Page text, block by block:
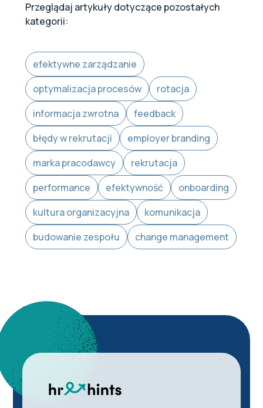
Przeglądaj artykuły dotyczące pozostałych
kategorii:
efektywne zarządzanie
optymalizacja procesów
rotacja
informacja zwrotna
feedback
błędy w rekrutacji
employer branding
marka pracodawcy
rekrutacja
performance
efektywność
onboarding
kultura organizacyjna
komunikacja
budowanie zespołu
change management